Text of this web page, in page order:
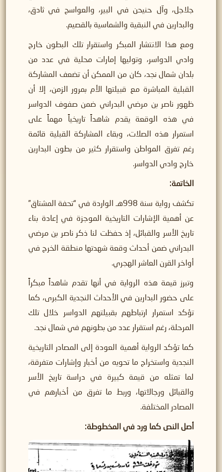
جلاجل، وآل حنيحن في البير، والعواسج في ثادق،
والبدارين في النبقية والشماسية بالقصيم.
ومع هذا الانتشار المبكر واستقرار تلك البطون خارج
وادي الدواسر، وتوليها إمارات محلية في عدد من
بلدان شمال نجد، كان من الممكن أن تضعف المشاركة
القبلية المباشرة مع قبيلتها الأم بمرور الزمن، إلا أن
ظهور ناصر بن مرضي البدراني ضمن صفوف الدواسر
في هذه الوقعة يقدم شاهداً تاريخياً مهماً على
استمرار هذه الصلات، وبقاء المشاركة القبلية قائمة
رغم تفرق المواطن واستقرار كثير من بطون البدارين
خارج وادي الدواسر.
الخاتمة:
تكشف رواية سنة 998هـ الواردة في “تحفة المشتاق”
عن أهمية الإشارات التاريخية الموجزة في إعادة بناء
تاريخ الأسر والقبائل، إذ حفظت لنا ذكر ناصر بن مرضي
البدراني ضمن أحداث وقعة شهدتها منطقة الخرج في
أواخر القرن العاشر الهجري.
وتبرز قيمة هذه الرواية في أنها تقدم شاهداً مبكراً
على حضور البدارين في الأحداث النجدية الكبرى، كما
تؤكد استمرار ارتباطهم بقبيلتهم الدواسر خلال تلك
المرحلة، رغم استقرار عدد من بطونهم في شمال نجد.
كما تؤكد الرواية أهمية العودة إلى المصادر التاريخية
النجدية واستخراج ما تحويه من أخبار وإشارات متفرقة،
لما تمثله من قيمة كبيرة في دراسة تاريخ الأسر
والقبائل ورجالاتها، وربط ما تفرق من أخبارهم في
المصادر المختلفة.
أصل النص كما ورد في المخطوطة: